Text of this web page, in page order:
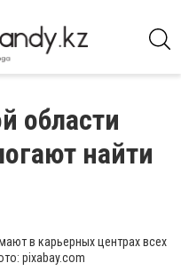
области
найти
в карьерных центрах всех
pixabay.com